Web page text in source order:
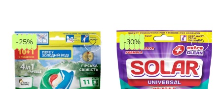
-25% -30%